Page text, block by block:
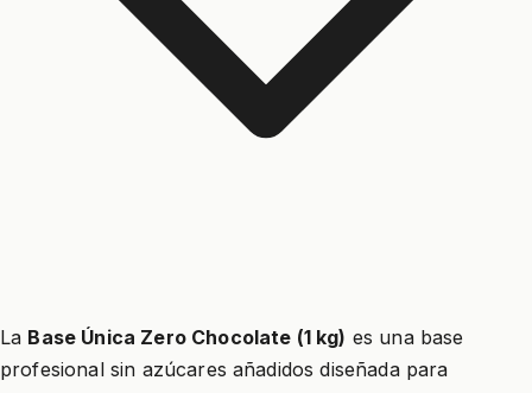
La Base Única Zero Chocolate (1 kg) es una base
profesional sin azúcares añadidos diseñada para